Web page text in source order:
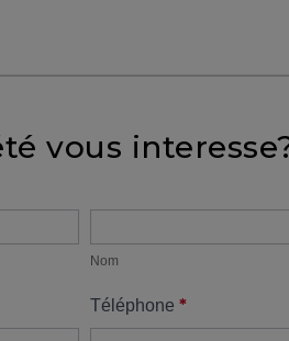
vous
Nom
Téléphone*